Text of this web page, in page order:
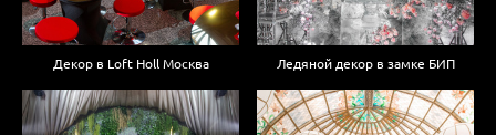
Декор в Loft Holl Москва Ледяной декор в замке БИП